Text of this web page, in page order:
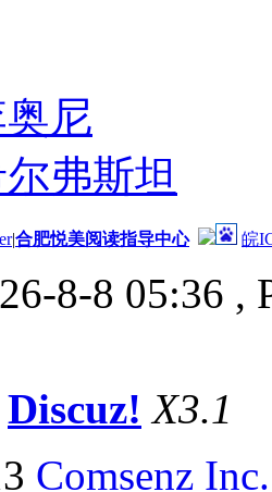
尼
弗斯坦
|合肥悦美阅读指导中心 皖
8-8 05:36 ,
Discuz! X3.1
Comsenz Inc.